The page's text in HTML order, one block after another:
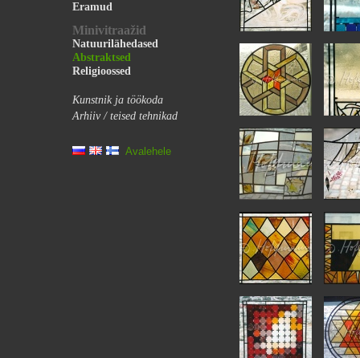
Eramud
Minivitraažid
Natuurilähedased
Abstraktsed
Religioossed
Kunstnik ja töökoda
Arhiiv / teised tehnikad
Avalehele